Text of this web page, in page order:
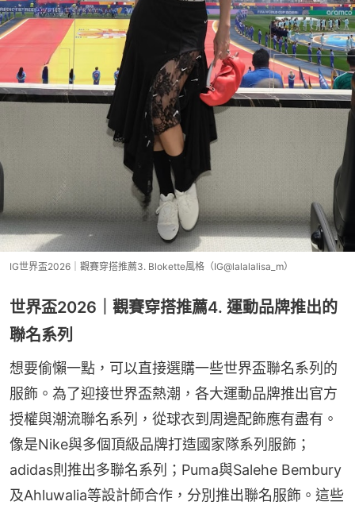
IG世界盃2026｜觀賽穿搭推薦3. Blokette風格（IG@lalalalisa_m）
世界盃2026｜觀賽穿搭推薦4. 運動品牌推出的
聯名系列
想要偷懶一點，可以直接選購一些世界盃聯名系列的
服飾。為了迎接世界盃熱潮，各大運動品牌推出官方
授權與潮流聯名系列，從球衣到周邊配飾應有盡有。
像是Nike與多個頂級品牌打造國家隊系列服飾；
adidas則推出多聯名系列；Puma與Salehe Bembury
及Ahluwalia等設計師合作，分別推出聯名服飾。這些